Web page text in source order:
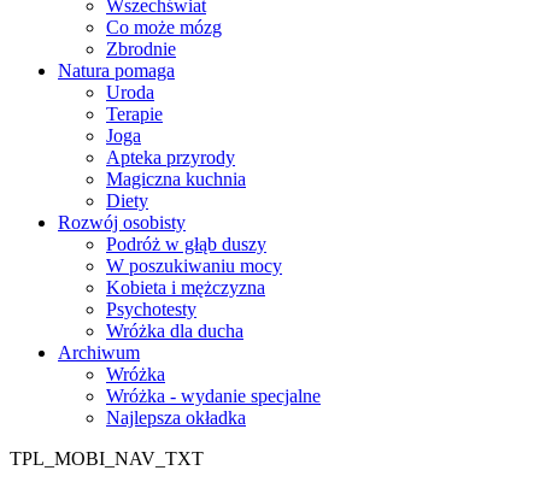
Wszechświat
Co może mózg
Zbrodnie
Natura pomaga
Uroda
Terapie
Joga
Apteka przyrody
Magiczna kuchnia
Diety
Rozwój osobisty
Podróż w głąb duszy
W poszukiwaniu mocy
Kobieta i mężczyzna
Psychotesty
Wróżka dla ducha
Archiwum
Wróżka
Wróżka - wydanie specjalne
Najlepsza okładka
TPL_MOBI_NAV_TXT